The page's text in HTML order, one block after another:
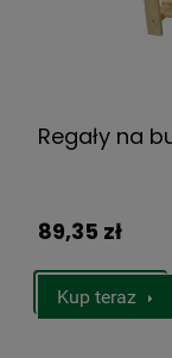
Regały na
89,35 zł
Kup teraz